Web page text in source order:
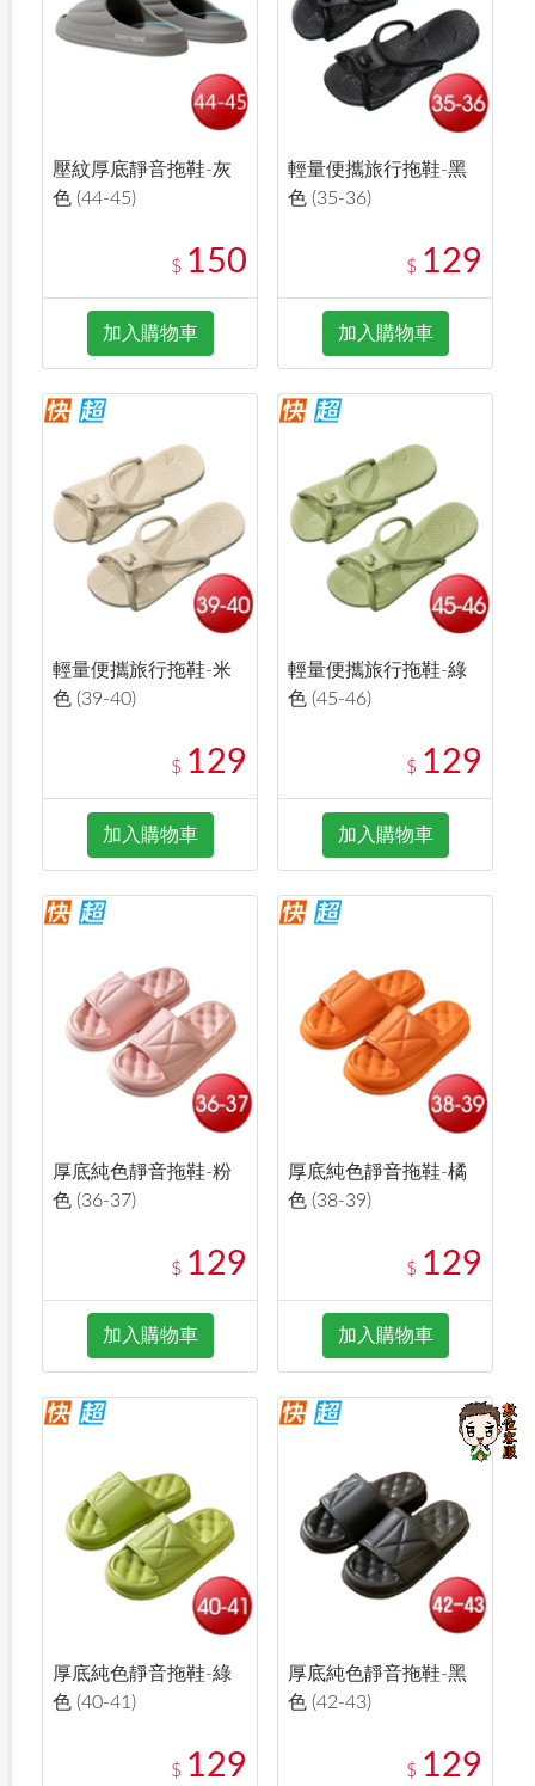
壓紋厚底靜音拖鞋-灰
色 (44-45)
$ 150
加入購物車
輕量便攜旅行拖鞋-黑
色 (35-36)
$ 129
加入購物車
輕量便攜旅行拖鞋-米
色 (39-40)
$ 129
加入購物車
輕量便攜旅行拖鞋-綠
色 (45-46)
$ 129
加入購物車
厚底純色靜音拖鞋-粉
色 (36-37)
$ 129
加入購物車
厚底純色靜音拖鞋-橘
色 (38-39)
$ 129
加入購物車
厚底純色靜音拖鞋-綠
色 (40-41)
$ 129
厚底純色靜音拖鞋-黑
色 (42-43)
$ 129